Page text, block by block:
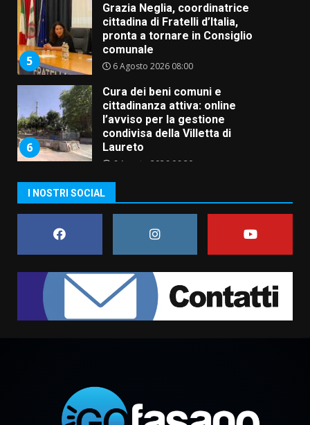
5
Grazia Neglia, coordinatrice
cittadina di Fratelli d’Italia,
pronta a tornare in Consiglio
comunale
6 Agosto 2026 08:00
6
Cura dei beni comuni e
cittadinanza attiva: online
l’avviso per la gestione
condivisa della Villetta di
Laureto
6 Agosto 2026 06:20
assoluta de “L’Albergo
Belvedere. Il rapimento”
6 Agosto 2026 06:15
1
Rivoluzione”: nuovo
appuntamento con “Fasano in
Banda”
campionato di calcio”
7 Agosto 2026 06:00
I NOSTRI SOCIAL